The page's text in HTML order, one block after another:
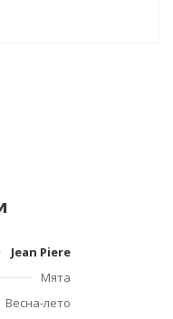
Jean Piere
Мята
Весна-лето